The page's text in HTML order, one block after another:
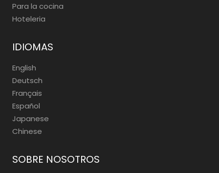
Para la cocina
Hoteleria
IDIOMAS
English
Deutsch
Français
Español
Japanese
Chinese
SOBRE NOSOTROS